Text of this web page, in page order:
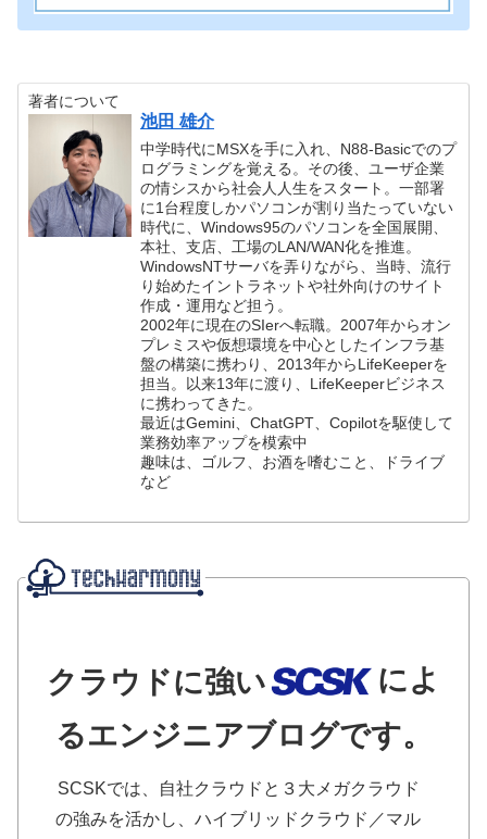
著者について
池田 雄介
中学時代にMSXを手に入れ、N88-Basicでのプ
ログラミングを覚える。その後、ユーザ企業
の情シスから社会人人生をスタート。一部署
に1台程度しかパソコンが割り当たっていない
時代に、Windows95のパソコンを全国展開、
本社、支店、工場のLAN/WAN化を推進。
WindowsNTサーバを弄りながら、当時、流行
り始めたイントラネットや社外向けのサイト
作成・運用など担う。
2002年に現在のSIerへ転職。2007年からオン
プレミスや仮想環境を中心としたインフラ基
盤の構築に携わり、2013年からLifeKeeperを
担当。以来13年に渡り、LifeKeeperビジネス
に携わってきた。
最近はGemini、ChatGPT、Copilotを駆使して
業務効率アップを模索中
趣味は、ゴルフ、お酒を嗜むこと、ドライブ
など
クラウドに強い
によ
るエンジニアブログです。
SCSKでは、自社クラウドと３大メガクラウド
の強みを活かし、ハイブリッドクラウド／マル